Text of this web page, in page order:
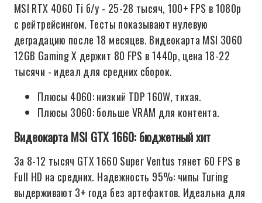
MSI RTX 4060 Ti б/у - 25-28 тысяч, 100+ FPS в 1080p
с рейтрейсингом. Тесты показывают нулевую
деградацию после 18 месяцев. Видеокарта MSI 3060
12GB Gaming X держит 80 FPS в 1440p, цена 18-22
тысячи - идеал для средних сборок.
Плюсы 4060: низкий TDP 160W, тихая.
Плюсы 3060: больше VRAM для контента.
Видеокарта MSI GTX 1660: бюджетный хит
За 8-12 тысяч GTX 1660 Super Ventus тянет 60 FPS в
Full HD на средних. Надежность 95%: чипы Turing
выдерживают 3+ года без артефактов. Идеальна для